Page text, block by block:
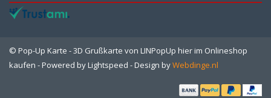
© Pop-Up Karte - 3D Grußkarte von LINPopUp hier im Onlineshop
kaufen - Powered byLightspeed - Design byWebdinge.nl